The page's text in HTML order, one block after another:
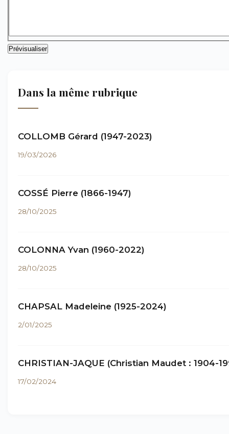
Dans la même rubrique
COLLOMB Gérard (1947-2023)
19/03/2026
COSSÉ Pierre (1866-1947)
28/10/2025
COLONNA Yvan (1960-2022)
28/10/2025
CHAPSAL Madeleine (1925-2024)
2/01/2025
CHRISTIAN-JAQUE (Christian Maudet : 1904-
17/02/2024